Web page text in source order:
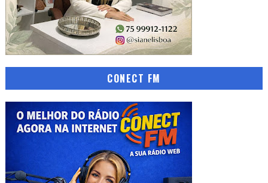
CONECT FM